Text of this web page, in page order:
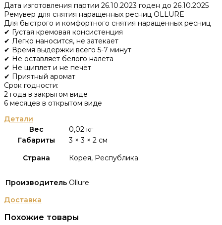
Дата изготовления партии 26.10.2023 годен до 26.10.2025
Ремувер для снятия наращенных ресниц OLLURE
Для быстрого и комфортного снятия наращенных ресниц
✔ Густая кремовая консистенция
✔ Легко наносится, не затекает
✔ Время выдержки всего 5-7 минут
✔ Не оставляет белого налёта
✔ Не щиплет и не печёт
✔ Приятный аромат
Срок годности:
2 года в закрытом виде
6 месяцев в открытом виде
Детали
Вес
0,02 кг
Габариты
3 × 3 × 2 см
Страна
Корея, Республика
Производитель Ollure
Доставка
Похожие товары